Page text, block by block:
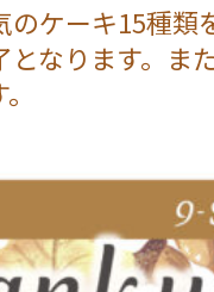
ケーキ15種類
なります。ま